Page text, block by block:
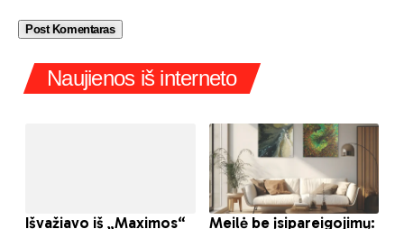
Naujienos iš interneto